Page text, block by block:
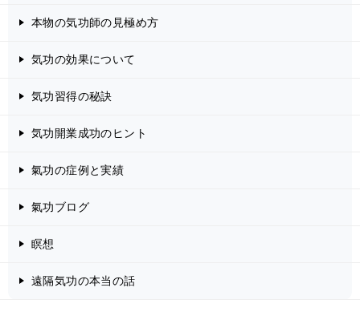
本物の気功師の見極め方
気功の効果について
気功習得の秘訣
気功開業成功のヒント
氣功の症例と実績
氣功ブログ
瞑想
遠隔気功の本当の話